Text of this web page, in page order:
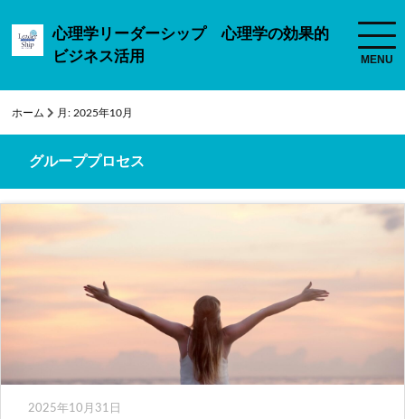
心理学リーダーシップ 心理学の効果的
ビジネス活用
ホーム 月: 2025年10月
グループプロセス
2025年10月31日